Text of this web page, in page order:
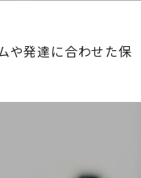
や発達に合わせた保